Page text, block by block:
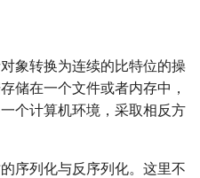
象转换为连续的比特位的操
储在一个文件或者内存中，
个计算机环境，采取相反方
序列化与反序列化。这里不